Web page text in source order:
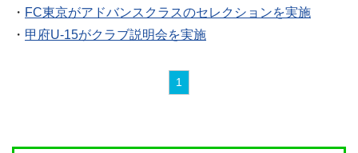
・ FC東京がアドバンスクラスのセレクションを実施
・ 甲府U-15がクラブ説明会を実施
1